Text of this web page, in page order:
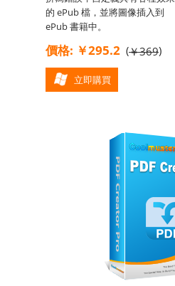
的 ePub 檔，並將圖像插入到
ePub 書籍中。
價格: ￥295.2 (￥369)
立即購買